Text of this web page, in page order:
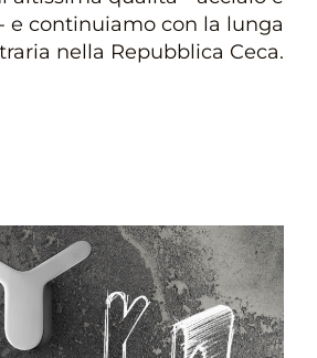
e continuiamo con la lunga
nella Repubblica Ceca.